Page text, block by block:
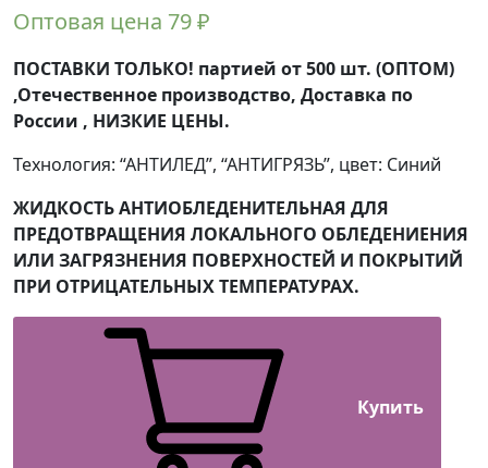
Оптовая цена 79₽
ПОСТАВКИ ТОЛЬКО! партией от 500 шт. (ОПТОМ)
,Отечественное производство, Доставка по
России , НИЗКИЕ ЦЕНЫ.
Технология: “АНТИЛЕД”, “АНТИГРЯЗЬ”, цвет: Синий
ЖИДКОСТЬ АНТИОБЛЕДЕНИТЕЛЬНАЯ ДЛЯ
ПРЕДОТВРАЩЕНИЯ ЛОКАЛЬНОГО ОБЛЕДЕНИЕНИЯ
ИЛИ ЗАГРЯЗНЕНИЯ ПОВЕРХНОСТЕЙ И ПОКРЫТИЙ
ПРИ ОТРИЦАТЕЛЬНЫХ ТЕМПЕРАТУРАХ.
Купить